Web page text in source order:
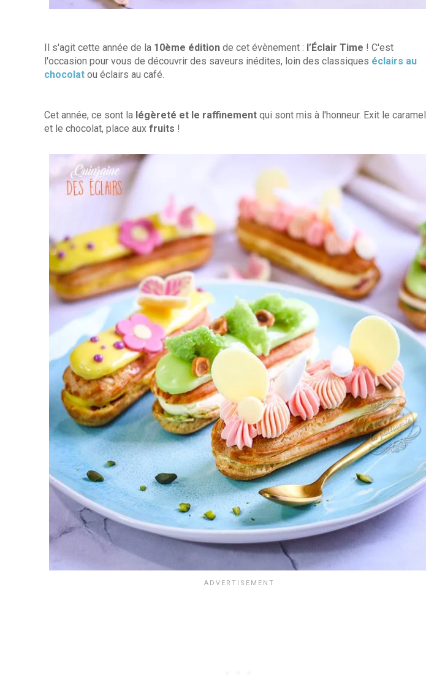
Il s'agit cette année de la 10ème édition de cet évènement : l’Éclair Time ! C'est
l'occasion pour vous de découvrir des saveurs inédites, loin des classiques éclairs au
chocolat ou éclairs au café.
Cet année, ce sont la légèreté et le raffinement qui sont mis à l'honneur. Exit le caramel
et le chocolat, place aux fruits !